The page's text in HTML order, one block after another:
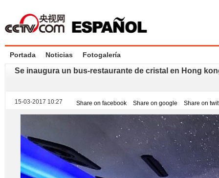
Portada Noticias Fotogalería
Se inaugura un bus-restaurante de cristal en Hong
15-03-2017 10:27 Share on facebook Share on google Share on